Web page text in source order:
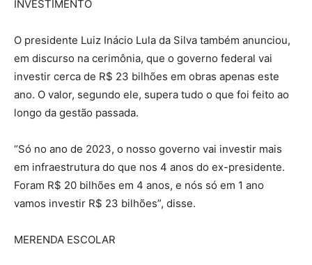
INVESTIMENTO
O presidente Luiz Inácio Lula da Silva também anunciou,
em discurso na cerimônia, que o governo federal vai
investir cerca de R$ 23 bilhões em obras apenas este
ano. O valor, segundo ele, supera tudo o que foi feito ao
longo da gestão passada.
“Só no ano de 2023, o nosso governo vai investir mais
em infraestrutura do que nos 4 anos do ex-presidente.
Foram R$ 20 bilhões em 4 anos, e nós só em 1 ano
vamos investir R$ 23 bilhões”, disse.
MERENDA ESCOLAR